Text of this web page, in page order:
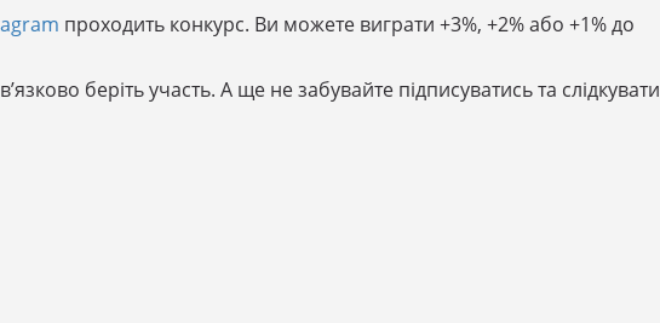
проходить конкурс. Ви можете виграти +3%, +2% або +1% до
беріть участь. А ще не забувайте підписуватись та слідкувати